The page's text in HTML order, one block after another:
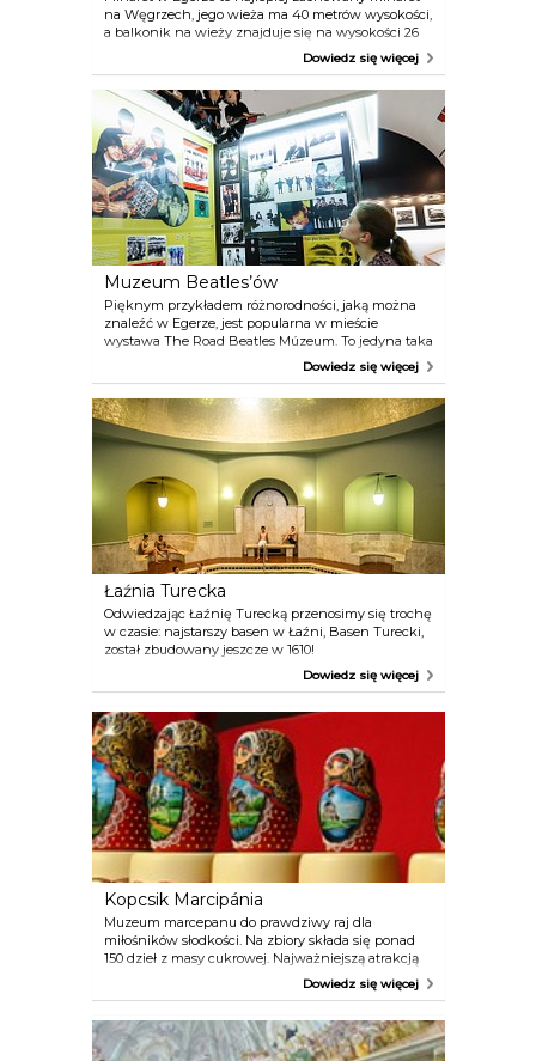
na Węgrzech, jego wieża ma 40 metrów wysokości,
a balkonik na wieży znajduje się na wysokości 26
metrów. Widok z balkonika zapiera dech w
piersiach, przyprawia o zawrót głowy, nie tylko dla
tego, że widok jest wspaniały, ale także dlatego, że
na balkonik wychodzi się po 97 wąskich schodach
wewnątrz krętej wieży! Cierpiący na klaustrofobię
lub lęk wysokości turyści, a także ci mający kłopoty
z poruszaniem się, lepiej zrobią oglądając minaret
jedynie z zewnątrz, ale żądni przygód
obowiązkowo muszą zdobyć minaret!
Dowiedz się więcej
Muzeum Beatles’ów
Pięknym przykładem różnorodności, jaką można
znaleźć w Egerze, jest popularna w mieście
wystawa The Road Beatles Múzeum. To jedyna taka
wystawa w Europie Środkowo – Wschodniej,
aczkolwiek w innych częściach świata też nie nie
znajdziemy wiele takich miejsc – tak naprawdę jest
ich tylko pięć na Ziemi! Jedna z nich znajduje się
właśnie w Egerze!
Dowiedz się więcej
Łaźnia Turecka
Odwiedzając Łaźnię Turecką przenosimy się trochę
w czasie: najstarszy basen w Łaźni, Basen Turecki,
został zbudowany jeszcze w 1610!
Najznamienitszym basenem w całej Łaźni jest
Wielki Basen Lustrzany. Nad basenem wznosi się
kopule, a potem spojrzeć w dół, bo tam czeka
kolejna niespodzianka! Basen jest zasilany
własnym źródłem – radonowa woda lecznicza
przedostaje się ze źródła bezpośrednio szczelinami
między płytkami kamiennymi. Kąpiel w takim
basenie do szczególne doświadczenie.
Dowiedz się więcej
Kopcsik Marcipánia
Muzeum marcepanu do prawdziwy raj dla
miłośników słodkości. Na zbiory składa się ponad
150 dzieł z masy cukrowej. Najważniejszą atrakcją
muzeum jest natomiast Komnata barokowa,
znajdująca się na końcu muzeum, w której
piec kaflowy wykonane zostało z cukru. Mistrz
cukiernik spędził na wykonaniu tej komnaty 3 lata!
Dowiedz się więcej